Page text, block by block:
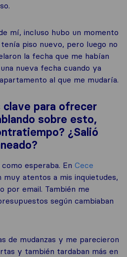
mí, incluso hubo un momento
piso nuevo, pero luego no
la fecha que me habían
nueva fecha cuando ya
al que me mudaría.
para ofrecer
sobre esto,
¿Salió
esperaba. En Cece
muy atentos a mis inquietudes,
email. También me
según cambiaban
de mudanzas y me parecieron
y también tardaban más en